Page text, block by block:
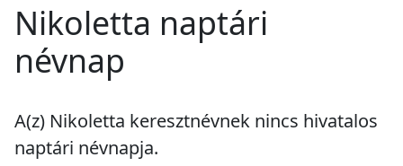
Nikoletta naptári
névnap
A(z) Nikoletta keresztnévnek nincs hivatalos
naptári névnapja.